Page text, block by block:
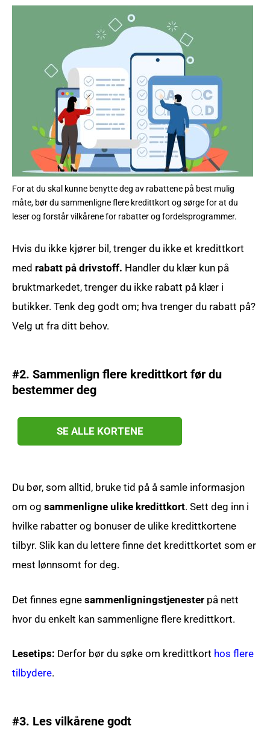
For at du skal kunne benytte deg av rabattene på best mulig
måte, bør du sammenligne flere kredittkort og sørge for at du
leser og forstår vilkårene for rabatter og fordelsprogrammer.
Hvis du ikke kjører bil, trenger du ikke et kredittkort
med rabatt på drivstoff. Handler du klær kun på
bruktmarkedet, trenger du ikke rabatt på klær i
butikker. Tenk deg godt om; hva trenger du rabatt på?
Velg ut fra ditt behov.
#2. Sammenlign flere kredittkort før du
bestemmer deg
SE ALLE KORTENE
Du bør, som alltid, bruke tid på å samle informasjon
om ogsammenligne ulike kredittkort. Sett deg inn i
hvilke rabatter og bonuser de ulike kredittkortene
tilbyr. Slik kan du lettere finne det kredittkortet som er
mest lønnsomt for deg.
Det finnes egnesammenligningstjenester på nett
hvor du enkelt kan sammenligne flere kredittkort.
Lesetips: Derfor bør du søke om kredittkort hos flere
tilbydere.
#3. Les vilkårene godt